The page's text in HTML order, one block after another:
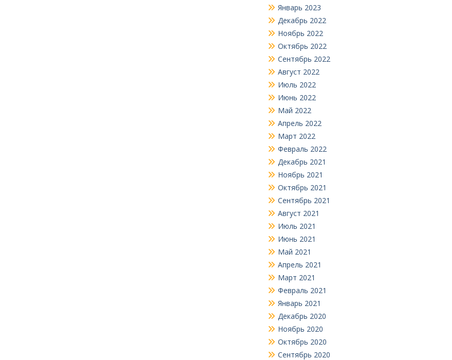
Январь 2023
Декабрь 2022
Ноябрь 2022
Октябрь 2022
Сентябрь 2022
Август 2022
Июль 2022
Июнь 2022
Май 2022
Апрель 2022
Март 2022
Февраль 2022
Декабрь 2021
Ноябрь 2021
Октябрь 2021
Сентябрь 2021
Август 2021
Июль 2021
Июнь 2021
Май 2021
Апрель 2021
Март 2021
Февраль 2021
Январь 2021
Декабрь 2020
Ноябрь 2020
Октябрь 2020
Сентябрь 2020